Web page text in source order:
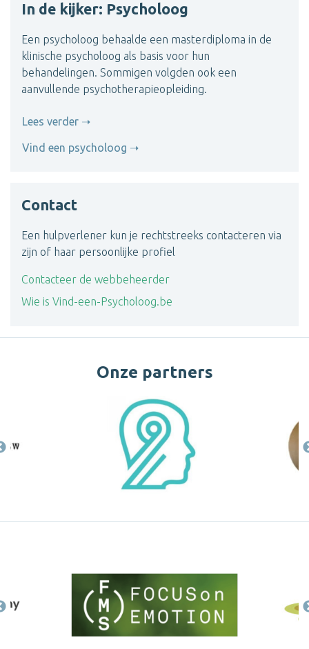
In de kijker: Psycholoog
Een psycholoog behaalde een masterdiploma in de
klinische psycholoog als basis voor hun
behandelingen. Sommigen volgden ook een
aanvullende psychotherapieopleiding.
Lees verder
Vind een psycholoog
Contact
Een hulpverlener kun je rechtstreeks contacteren via
zijn of haar persoonlijke profiel
Contacteer de webbeheerder
Wie is Vind-een-Psycholoog.be
Onze partners